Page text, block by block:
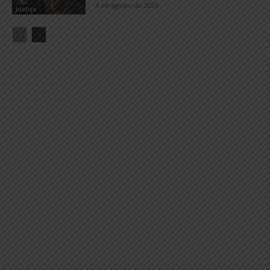
Justiça 4 de agosto de 2026